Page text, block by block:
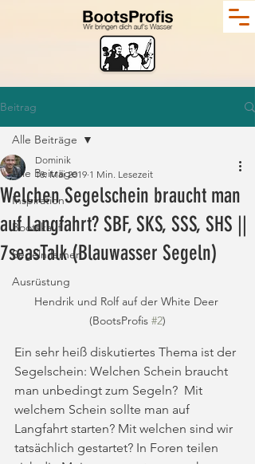
Beitrag
Alle Beiträge
Inspiration
Bootskauf
Segeln lernen
Ausrüstung
Alle Beiträge
Welchen Segelschein braucht man
auf Langfahrt? SBF, SKS, SSS, SHS ||
7seasTalk (Blauwasser Segeln)
Dominik
18. Mai 2019 1 Min. Lesezeit
Hendrik und Rolf auf der White Deer
(BootsProfis #2)
Ein sehr heiß diskutiertes Thema ist der
Segelschein: Welchen Schein braucht
man unbedingt zum Segeln?  Mit
welchem Schein sollte man auf
Langfahrt starten? Mit welchen sind wir
tatsächlich gestartet? In Foren teilen